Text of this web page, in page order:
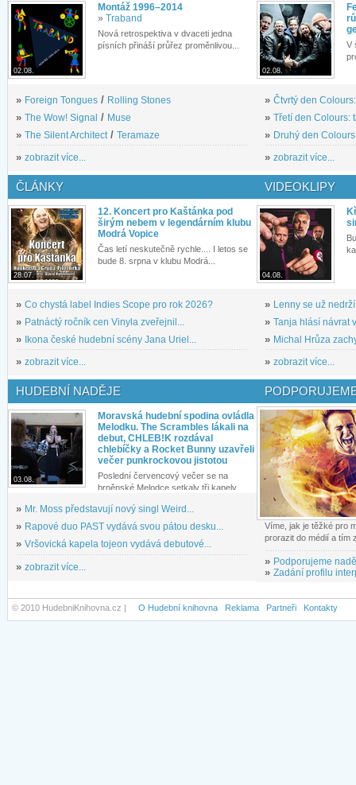
02.08.
Montáž 1996–2014
» Traband
Nová retrospektiva v dvaceti jedna
písních přináší průřez proměnlivou...
» Foreign Tongues / Rolling Stones
» The Wow! Signal / Muse
» The Silent Architect / Teramaze
» zobrazit více...
02.08.
V
» Čtvrtý den
» Třetí den Colours:
» Druhý den
» zobrazit více...
ČLÁNKY
28.07.
12. Koncert pro Kaštánka pod
širým nebem v legendárním klubu
Modrá Vopice
Čas letí neskutečně rychle.... I letos se
bude 8. srpna v klubu Modrá...
» Co chystá label Indies Scope pro rok 2026?
» Patnáctý ročník cen Vinyla zveřejnil...
»
Ikona české hudební scény Jana Uriel...
» zobrazit více...
VIDEOKLIPY
04.08.
» Lenny se už
» Tanja hlásí návrat
» Michal Hrůza
» zobrazit více...
HUDEBNÍ NADĚJE
03.08.
Moravská hudební spodina ovládla
Melodku. The Scrambles lákali na
debut, CHLEB!K rozdával
chlebíčky a Rocket Bunny uzavřeli
večer punkrockovou jistotou
Poslední červencový večer se na
brněnské Melodce setkaly tři kapely...
» Mr. Moss představují nový singl Weird...
» Rapové duo PAST vydává svou pátou desku...
» Vršovická kapela tojeon vydává debutové...
» zobrazit více...
Víme, jak je těžké pro
prorazit do médií a tím
» Podporujeme
» Zadání profilu
© 2010 HudebniKnihovna.cz | O Hudební knihovna Reklama Partneři Kontakty